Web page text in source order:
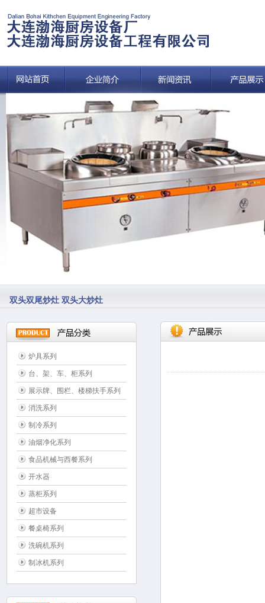
双头双尾炒灶 双头大炒灶
炉具系列
台、架、车、柜系列
展示牌、围栏、楼梯扶手系列
消洗系列
制冷系列
油烟净化系列
食品机械与西餐系列
开水器
蒸柜系列
超市设备
餐桌椅系列
洗碗机系列
制冰机系列